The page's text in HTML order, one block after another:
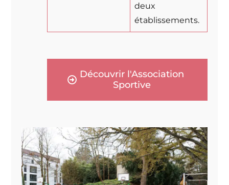
deux
établissements.
Découvrir l'Association
Sportive